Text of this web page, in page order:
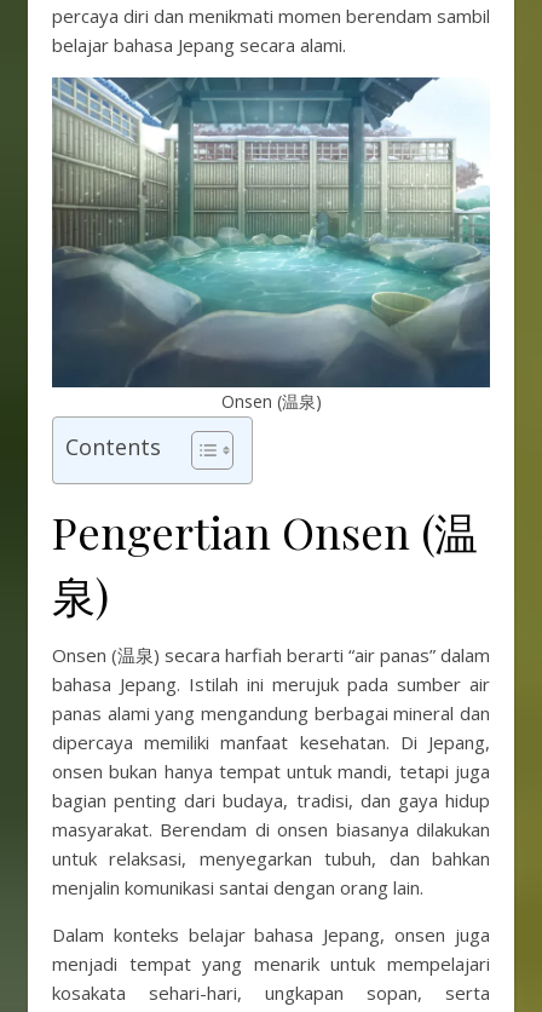
percaya diri dan menikmati momen berendam sambil
belajar bahasa Jepang secara alami.
Onsen (温泉)
Contents
Pengertian Onsen (温
泉)
Onsen (温泉) secara harfiah berarti “air panas” dalam
bahasa Jepang. Istilah ini merujuk pada sumber air
panas alami yang mengandung berbagai mineral dan
dipercaya memiliki manfaat kesehatan. Di Jepang,
onsen bukan hanya tempat untuk mandi, tetapi juga
bagian penting dari budaya, tradisi, dan gaya hidup
masyarakat. Berendam di onsen biasanya dilakukan
untuk relaksasi, menyegarkan tubuh, dan bahkan
menjalin komunikasi santai dengan orang lain.
Dalam konteks belajar bahasa Jepang, onsen juga
menjadi tempat yang menarik untuk mempelajari
kosakata sehari-hari, ungkapan sopan, serta